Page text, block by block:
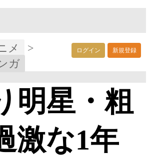
ログイン 新規登録
メ
>
ガ
明星・粗
激な1年